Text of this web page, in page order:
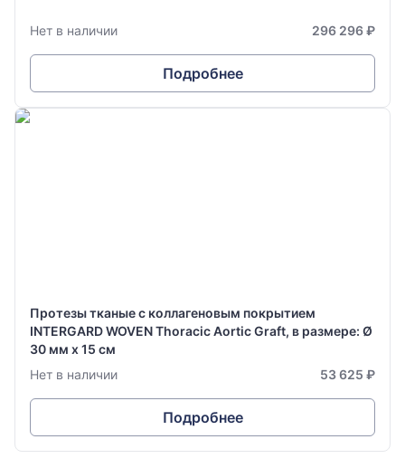
Нет в наличии 296 296 ₽
Подробнее
Протезы тканые с коллагеновым покрытием
INTERGARD WOVEN Thoracic Aortic Graft, в размере: Ø
30 мм х 15 см
Нет в наличии
53 625 ₽
Подробнее